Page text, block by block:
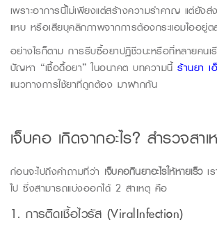
เพราะอาการนี้ไม่เพียงแต่สร้างความรำคาญ แต่ยังส่
แหบ หรือเสียบุคลิกภาพจากการต้องกระแอมไออยู่ต
อย่างไรก็ตาม การรีบซื้อยาปฏิชีวนะหรือที่หลายคนเ
ปัญหา “เชื้อดื้อยา” ในอนาคต บทความนี้ ร้านยา
แนวทางการใช้ยาที่ถูกต้อง มาฝากกัน
เจ็บคอ เกิดจากอะไร? สำรวจสา
ก่อนจะไปถึงคำถามที่ว่า เจ็บคอกินยาอะไรให้หายเร็วเร
ไป ซึ่งสามารถแบ่งออกได้2 สาเหตุ คือ
1. การติดเชื้อไวรัส (ViralInfection)